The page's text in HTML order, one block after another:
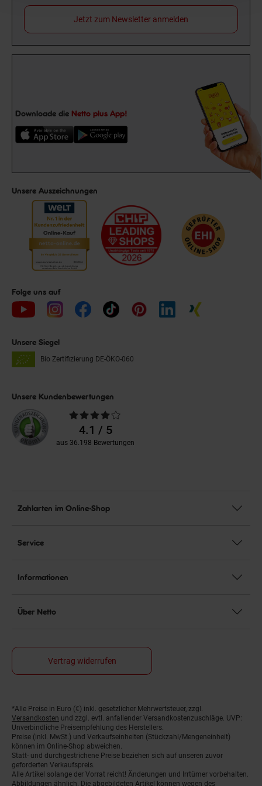
Jetzt zum Newsletter anmelden
Downloade die Netto plus App!
Unsere Auszeichnungen
Folge uns auf
Unsere Siegel
Bio Zertifizierung DE-ÖKO-060
Unsere Kundenbewertungen
Durchschnittliche
Bewertungen4.1 / 5
aus 36.198 Bewertungen
Zahlarten im Online-Shop
Service
Informationen
Über Netto
Vertrag widerrufen
Fußnoten
*Alle Preise in Euro (€) inkl. gesetzlicher Mehrwertsteuer, zzgl.
Versandkosten und zzgl. evtl. anfallender Versandkostenzuschläge. UVP:
Unverbindliche Preisempfehlung des Herstellers.
Preise (inkl. MwSt.) und Verkaufseinheiten (Stückzahl/Mengeneinheit)
können im Online-Shop abweichen.
Statt- und durchgestrichene Preise beziehen sich auf unseren zuvor
geforderten Verkaufspreis.
Alle Artikel solange der Vorrat reicht! Änderungen und Irrtümer vorbehalten.
Abbildungen ähnlich. Die abgebildeten Artikel können wegen des